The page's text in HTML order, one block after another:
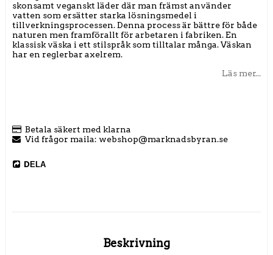
skonsamt veganskt läder där man främst använder
vatten som ersätter starka lösningsmedel i
tillverkningsprocessen. Denna process är bättre för både
naturen men framförallt för arbetaren i fabriken. En
klassisk väska i ett stilspråk som tilltalar många. Väskan
har en reglerbar axelrem.
Läs mer...
Betala säkert med klarna
Vid frågor maila: webshop@marknadsbyran.se
DELA
Beskrivning